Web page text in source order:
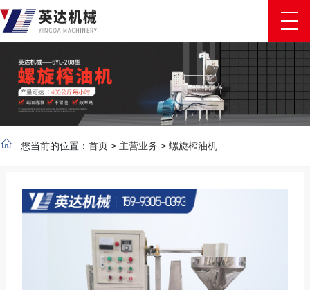
您当前的位置： 首页 > 主营业务 > 螺旋榨油机